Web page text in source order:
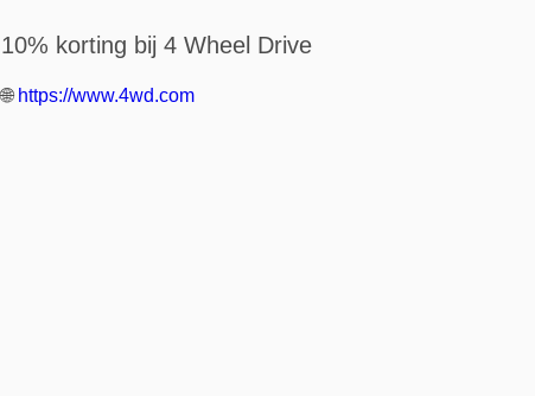
10% korting bij 4 Wheel Drive
🌐 https://www.4wd.com